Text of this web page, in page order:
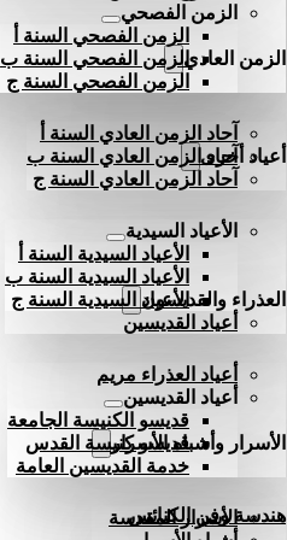
الزمن الفصحي
الزمن الفصحي السنة أ
الزمن الفصحي السنة ب
الزمن الفصحي السنة ج
الزمن العادي
آحاد الزمن العادي السنة أ
آحاد الزمن العادي السنة ب
آحاد الزمن العادي السنة ج
أعياد أخرى
الأعياد السيدية
الأعياد السيدية السنة أ
الأعياد السيدية السنة ب
الأعياد السيدية السنة ج
أعياد القديسين
العذراء والقديسون
أعياد العذراء مريم
أعياد القديسين
قديسو الكنيسة الجامعة
قديسو كنيسة القدس
خدمة القديسين العامة
الأسرار وأشباه الأسرار
الأسرار المقدسة
هندسة وفن الكنائس